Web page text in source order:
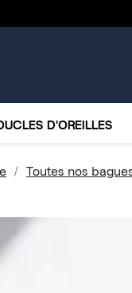
D'OREILLES
Toutes nos